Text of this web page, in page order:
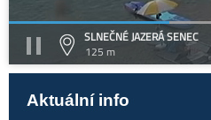
SLNEČNÉ JAZERÁ SENEC
125 m
Aktuální info